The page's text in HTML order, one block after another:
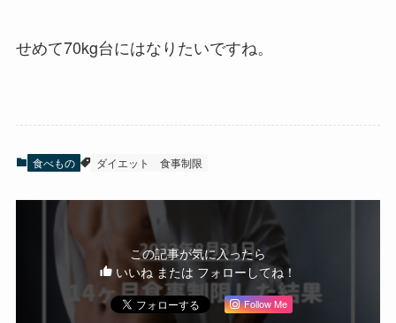
せめて70kg台にはなりたいですね。
食べもの ダイエット 食事制限
この記事が気に入ったら
いいね または フォローしてね！
Follow Me